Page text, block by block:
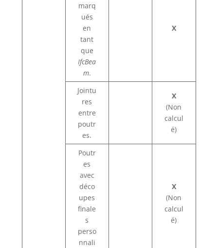
marq
ués
en
tant
que
IfcBea
m.
X
Jointu
res
entre
poutr
es.
X
(Non
calcul
é)
Poutr
es
avec
déco
upes
finale
s
perso
nnali
X
(Non
calcul
é)